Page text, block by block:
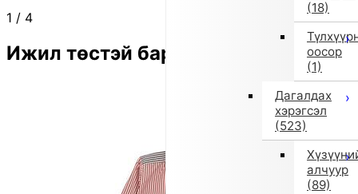
(18)
оосор
(1)
Дагалдах
хэрэгсэл
(523)
алчуур
(89)
1 / 4
Ижил төстэй бараа